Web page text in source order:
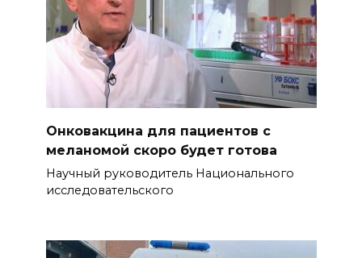
Онковакцина для пациентов с
меланомой скоро будет готова
Научный руководитель Национального
исследовательского